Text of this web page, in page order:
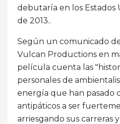
debutaría en los Estados
de 2013..
Según un comunicado
Vulcan Productions en
película cuenta las
personales de
energía que han pasado
antipáticos a ser
arriesgando sus carreras